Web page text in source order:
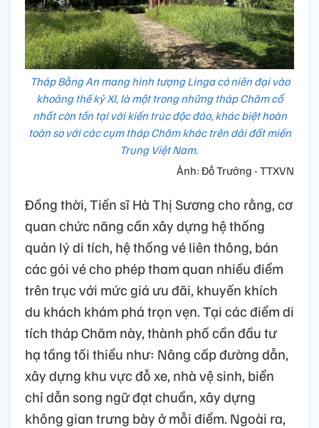
Tháp Bằng An mang hình tượng Linga có niên đại vào
khoảng thế kỷ XI, là một trong những tháp Chăm cổ
nhất còn tồn tại với kiến trúc độc đáo, khác biệt hoàn
toàn so với các cụm tháp Chăm khác trên dải đất miền
Trung Việt Nam.
Ảnh: Đỗ Trưởng - TTXVN
Đồng thời, Tiến sĩ Hà Thị Sương cho rằng, cơ
quan chức năng cần xây dựng hệ thống
quản lý di tích, hệ thống vé liên thông, bán
các gói vé cho phép tham quan nhiều điểm
trên trục với mức giá ưu đãi, khuyến khích
du khách khám phá trọn vẹn. Tại các điểm di
tích tháp Chăm này, thành phố cần đầu tư
hạ tầng tối thiểu như: Nâng cấp đường dẫn,
xây dựng khu vực đỗ xe, nhà vệ sinh, biển
chỉ dẫn song ngữ đạt chuẩn, xây dựng
không gian trưng bày ở mỗi điểm. Ngoài ra,